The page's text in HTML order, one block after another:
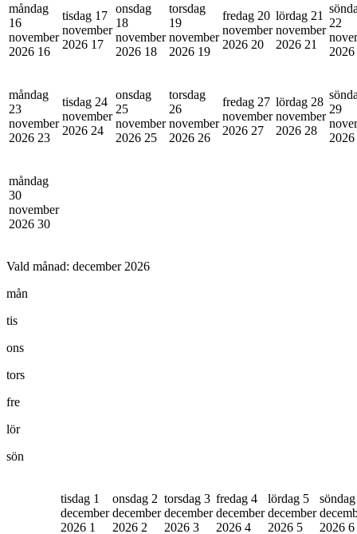
måndag
16
november
2026 16
tisdag 17
november
2026 17
onsdag
18
november
2026 18
torsdag
19
november
2026 19
fredag 20
november
2026 20
lördag 21
november
2026 21
22
2026
måndag
23
november
2026 23
tisdag 24
november
2026 24
onsdag
25
november
2026 25
torsdag
26
november
2026 26
fredag 27
november
2026 27
lördag 28
november
2026 28
29
2026
måndag
30
november
2026 30
Vald månad: december 2026
mån
tis
ons
tors
fre
lör
sön
tisdag 1
december
2026 1
onsdag 2
december
2026 2
torsdag 3
december
2026 3
fredag 4
december
2026 4
lördag 5
december
2026 5
2026 6